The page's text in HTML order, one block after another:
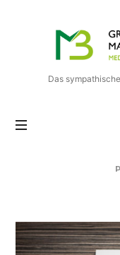
Oehri
&
Kaiser
AG
Das